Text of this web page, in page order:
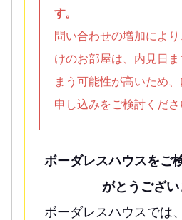
す。
問い合わせの増加によ
けのお部屋は、内見日ま
まう可能性が高いため
申し込みをご検討くださ
ボーダレスハウスをご
がとうござい
ボーダレスハウスでは